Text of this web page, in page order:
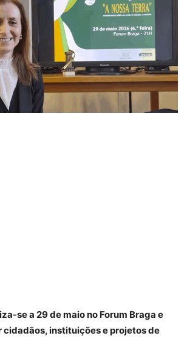
se a 29 de maio no Forum Braga e
cidadãos, instituições e projetos de